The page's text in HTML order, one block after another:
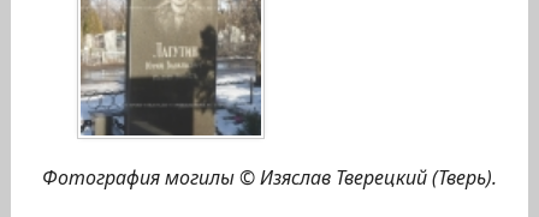
Фотография могилы © Изяслав Тверецкий (Тверь).